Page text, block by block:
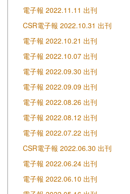
電子報 2022.11.11 出刊
CSR電子報 2022.10.31 出刊
電子報 2022.10.21 出刊
電子報 2022.10.07 出刊
電子報 2022.09.30 出刊
電子報 2022.09.09 出刊
電子報 2022.08.26 出刊
電子報 2022.08.12 出刊
電子報 2022.07.22 出刊
CSR電子報 2022.06.30 出刊
電子報 2022.06.24 出刊
電子報 2022.06.10 出刊